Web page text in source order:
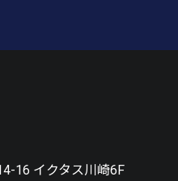
16 イクタス川崎6F